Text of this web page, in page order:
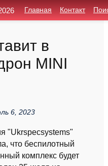
в
MINI
6, 2023
"Ukrspecsystems"
что беспилотный
комплекс будет
Главная Контакт